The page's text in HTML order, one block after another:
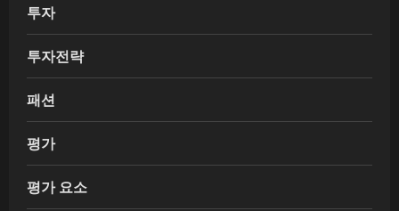
투자
투자전략
패션
평가
평가 요소